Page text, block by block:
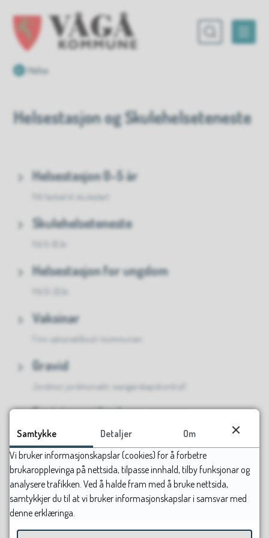
Du er her:
Helse
Helsestasjon og Skulehelseteneste
Helsestasjon 0-5 år
Frå fødsel til skulestart
Skulehelseteneste
Helsestasjon for ungdom
Vaksinar
Finn vaksinetilbod i kommunen.
Gravid
Jordmor, jordmorvakt, svangerskapskontroll
Fysioterapi for barn og unge
Barnekoordinator
Kurs og rettleiing for foreldre
Støtte, rettleiing og verktøy
BTI
Samtykke Detaljer
Om
Vi bruker informasjonskapslar (cookies) for å forbetre
brukaropplevinga på nettsida, tilpasse innhald, tilby funksjonar og
analysere trafikken. Ved å halde fram med å bruke nettsida,
samtykkjer du til at vi bruker informasjonskapslar i samsvar med
denne erklæringa.